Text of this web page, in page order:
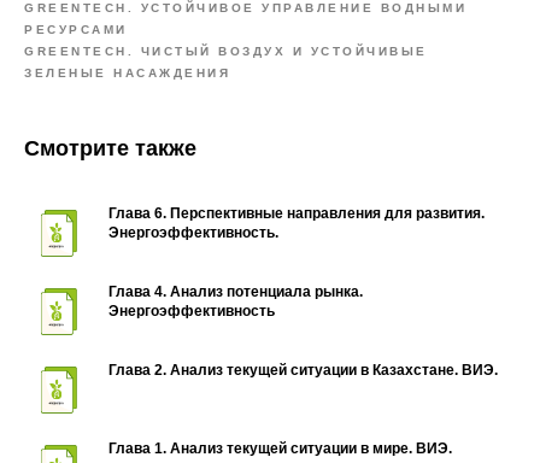
GREENTECH. УСТОЙЧИВОЕ УПРАВЛЕНИЕ ВОДНЫМИ
РЕСУРСАМИ
GREENTECH. ЧИСТЫЙ ВОЗДУХ И УСТОЙЧИВЫЕ
ЗЕЛЕНЫЕ НАСАЖДЕНИЯ
Смотрите также
Глава 6. Перспективные направления для развития.
Энергоэффективность.
Глава 4. Анализ потенциала рынка.
Энергоэффективность
Глава 2. Анализ текущей ситуации в Казахстане. ВИЭ.
Глава 1. Анализ текущей ситуации в мире. ВИЭ.